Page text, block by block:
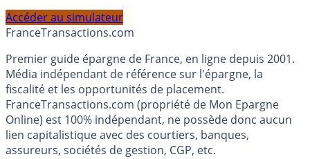
Accéder au simulateur
FranceTransactions.com
Premier guide épargne de France, en ligne depuis 2001.
Média indépendant de référence sur l'épargne, la
fiscalité et les opportunités de placement.
FranceTransactions.com (propriété de Mon Epargne
Online) est 100% indépendant, ne possède donc aucun
lien capitalistique avec des courtiers, banques,
assureurs, sociétés de gestion, CGP, etc.